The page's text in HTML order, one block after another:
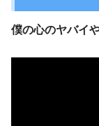
僕の心のヤバイ